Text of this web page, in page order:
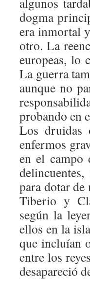
dogma
era inmortal
otro. La
europeas, lo
La guerra
aunque no
probando en
Los druidas
enfermos
en el campo
para dotar
Tiberio y
según la
ellos en la
que incluían
entre los
desapareció